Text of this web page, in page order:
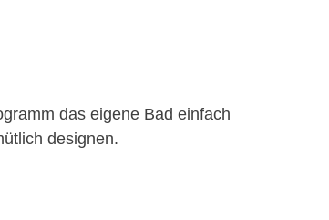
das eigene Bad einfach
designen.